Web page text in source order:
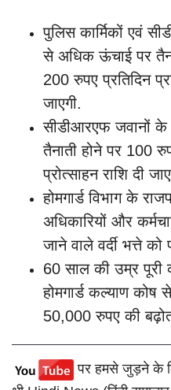
पुलिस कार्मिकों एवं
से अधिक ऊंचाई पर
200 रुपए प्रतिदिन
जाएगी.
सीडीआरएफ जवानों के
तैनाती होने पर 100
प्रोत्साहन राशि दी
होमगार्ड विभाग के
अधिकारियों और
जाने वाले वर्दी भत्ते को
60 साल की उम्र पूरी
होमगार्ड कल्याण कोष
50,000 रुपए की
पर हमसे जुड़ने के